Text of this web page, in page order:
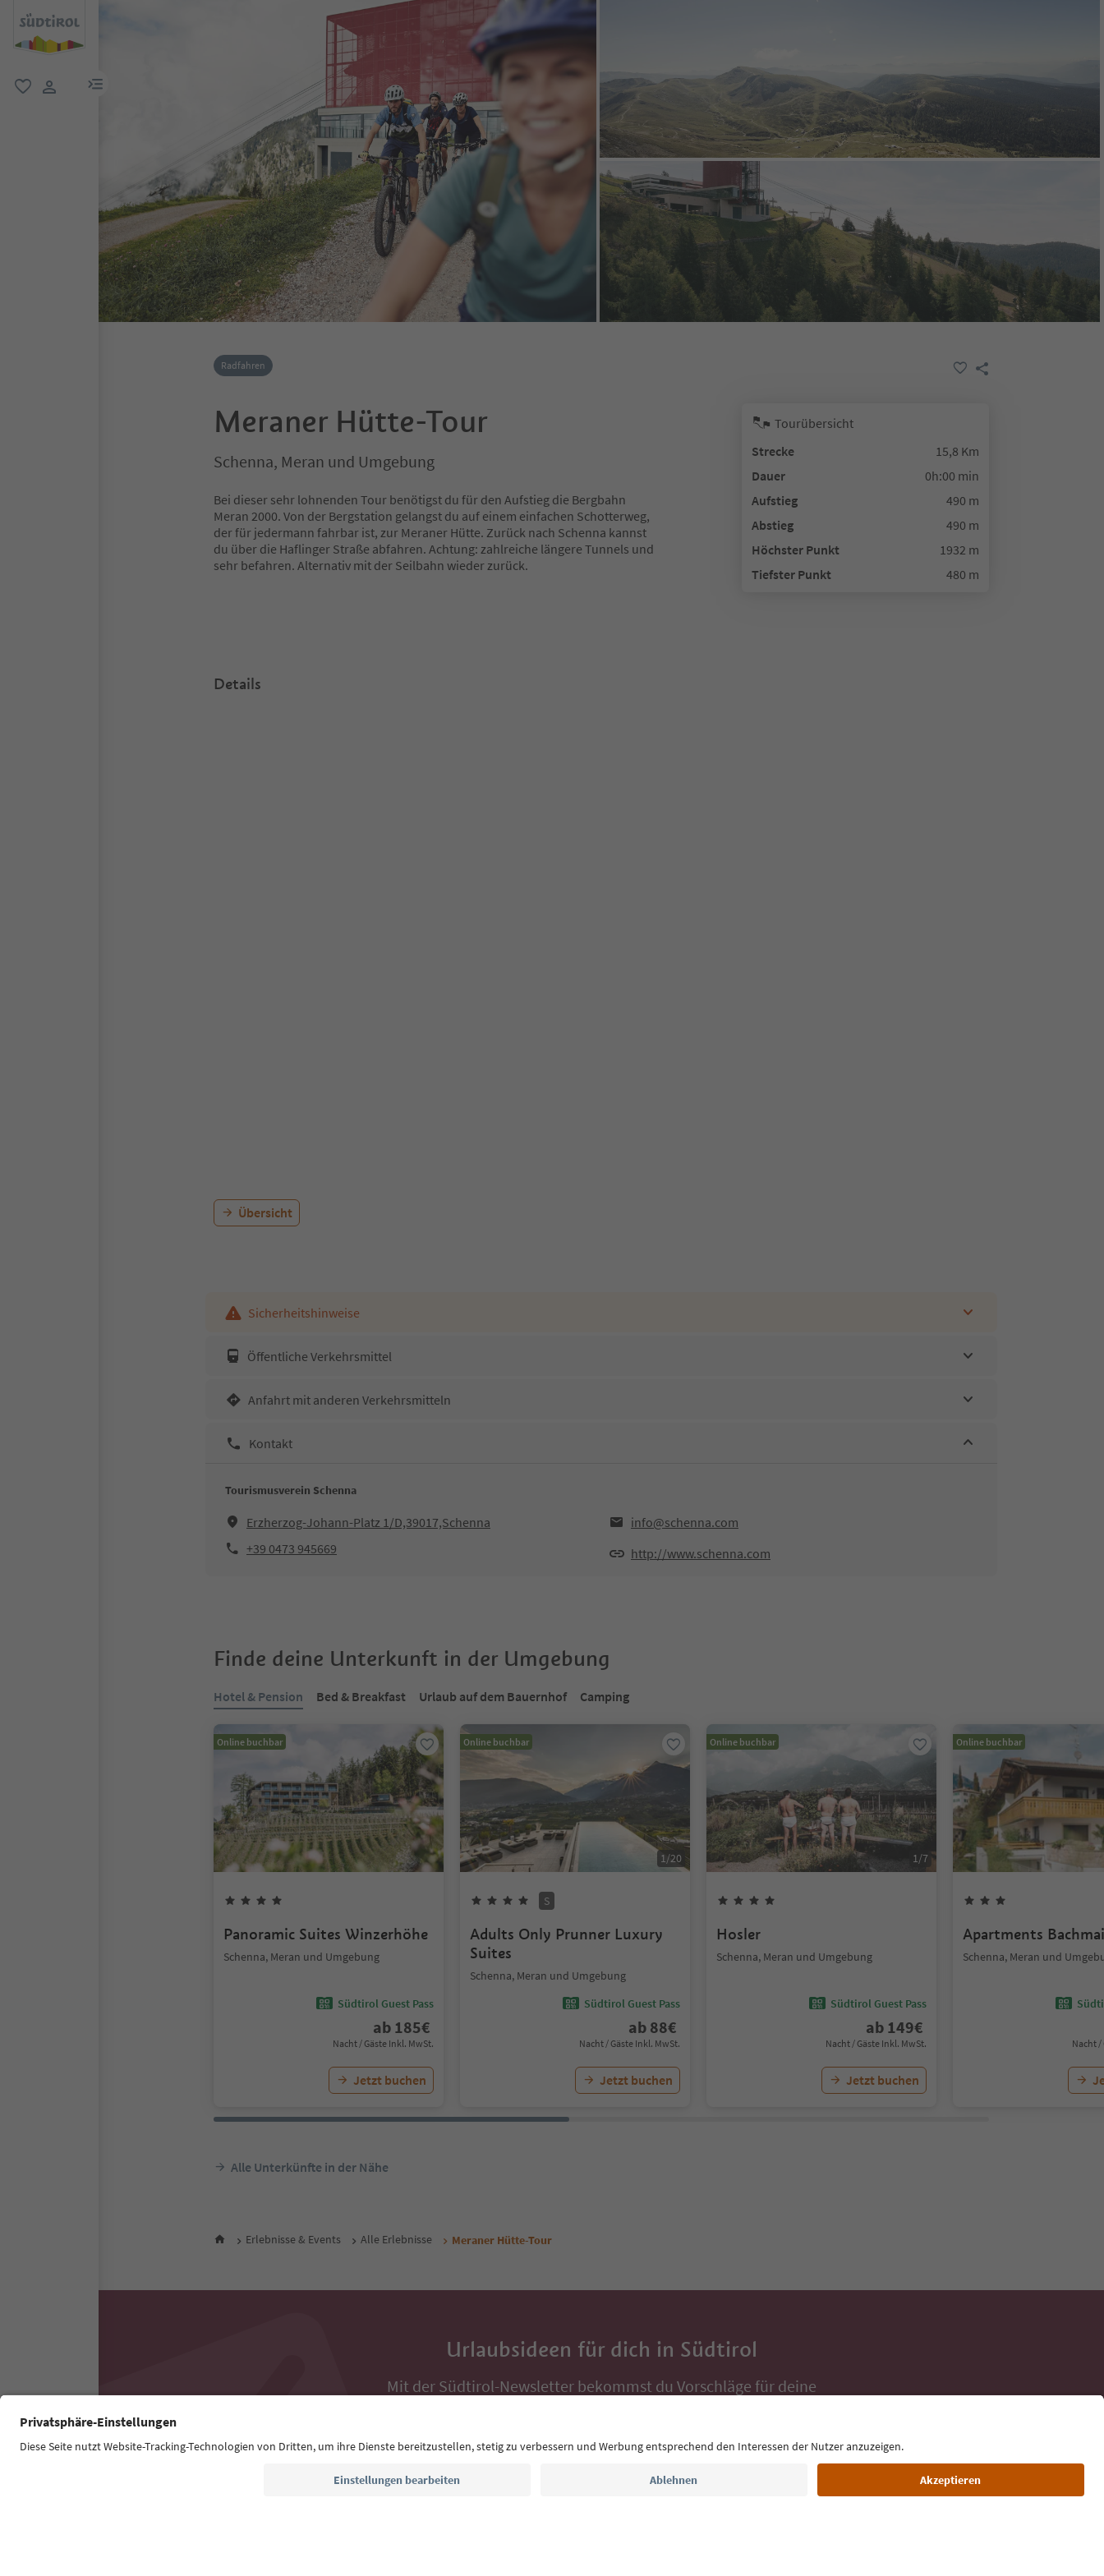
menu link
Radfahren
Meraner Hütte-Tour
Schenna, Meran und Umgebung
Bei dieser sehr lohnenden Tour benötigst du für den Aufstieg die Bergbahn
Meran 2000. Von der Bergstation gelangst du auf einem einfachen Schotterweg,
der für jedermann fahrbar ist, zur Meraner Hütte. Zurück nach Schenna kannst
du über die Haflinger Straße abfahren. Achtung: zahlreiche längere Tunnels und
sehr befahren. Alternativ mit der Seilbahn wieder zurück.
Tourübersicht
Strecke
15,8 Km
Dauer
0h:00 min
Aufstieg
490 m
Abstieg
490 m
Höchster Punkt
1932 m
Tiefster Punkt
480 m
Details
Übersicht
Sicherheitshinweise
Öffentliche Verkehrsmittel
Anfahrt mit anderen Verkehrsmitteln
Kontakt
Tourismusverein Schenna
Erzherzog-Johann-Platz 1/D,39017,Schenna
info@schenna.com
+39 0473 945669
http://www.schenna.com
Finde deine Unterkunft in der Umgebung
Hotel & Pension Bed & Breakfast Urlaub auf dem Bauernhof Camping
Online buchbar
Panoramic Suites Winzerhöhe
Schenna, Meran und Umgebung
Südtirol Guest Pass
ab 185€
Nacht / Gäste Inkl. MwSt.
Jetzt buchen
Online buchbar
1/20
S
Adults Only Prunner Luxury
Suites
Schenna, Meran und Umgebung
Südtirol Guest Pass
ab 88€
Nacht / Gäste Inkl. MwSt.
Jetzt buchen
Online buchbar
1/7
Hosler
Schenna, Meran und Umgebung
Südtirol Guest Pass
ab 149€
Nacht / Gäste Inkl. MwSt.
Jetzt buchen
Online buchbar
Apartments
Schenna, Meran und
Nacht /
Alle Unterkünfte in der Nähe
Erlebnisse & Events Alle Erlebnisse Meraner Hütte-Tour
Urlaubsideen für dich in Südtirol
Mit der Südtirol-Newsletter bekommst du Vorschläge für deine
E-Mail Adresse